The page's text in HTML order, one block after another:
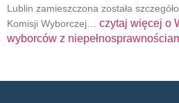
Lublin zamieszczona została
Komisji Wyborczej… czytaj więcej o
wyborców z